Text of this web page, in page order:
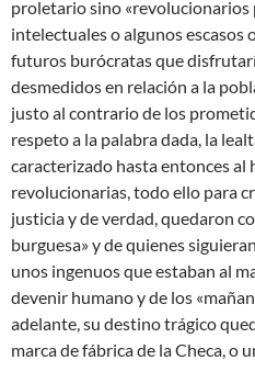
proletario sino «revolucionarios
intelectuales o algunos
futuros burócratas que
desmedidos en relación a la
justo al contrario de los
respeto a la palabra dada, la
caracterizado hasta entonces al
revolucionarias, todo ello para
justicia y de verdad, quedaron
burguesa» y de quienes
unos ingenuos que estaban al
devenir humano y de los
adelante, su destino trágico
marca de fábrica de la Checa, o